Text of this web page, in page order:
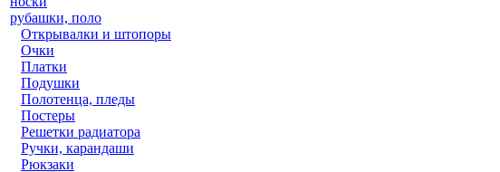
рубашки, поло
Открывалки и штопоры
Очки
Платки
Подушки
Полотенца, пледы
Постеры
Решетки радиатора
Ручки, карандаши
Рюкзаки